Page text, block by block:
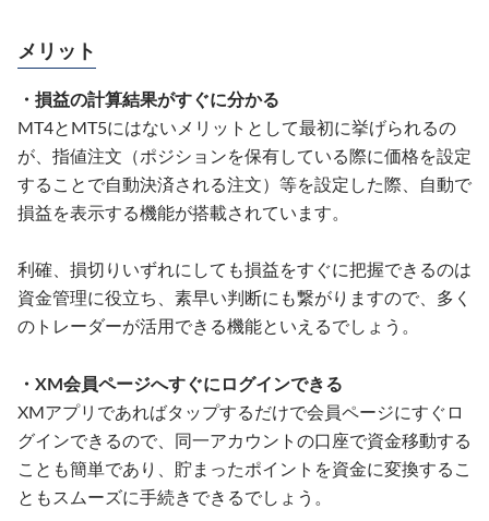
メリット
・損益の計算結果がすぐに分かる
MT4とMT5にはないメリットとして最初に挙げられるの
が、指値注文（ポジションを保有している際に価格を設定
することで自動決済される注文）等を設定した際、自動で
損益を表示する機能が搭載されています。
利確、損切りいずれにしても損益をすぐに把握できるのは
資金管理に役立ち、素早い判断にも繋がりますので、多く
のトレーダーが活用できる機能といえるでしょう。
・XM会員ページへすぐにログインできる
XMアプリであればタップするだけで会員ページにすぐロ
グインできるので、同一アカウントの口座で資金移動する
ことも簡単であり、貯まったポイントを資金に変換するこ
ともスムーズに手続きできるでしょう。